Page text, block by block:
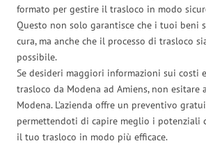
formato per gestire il trasloco in modo
Questo non solo garantisce che i tuoi beni
cura, ma anche che il processo di trasloco
possibile.
Se desideri maggiori informazioni sui costi
trasloco da Modena ad Amiens, non esitare
Modena. L’azienda offre un preventivo
permettendoti di capire meglio i potenziali
il tuo trasloco in modo più efficace.